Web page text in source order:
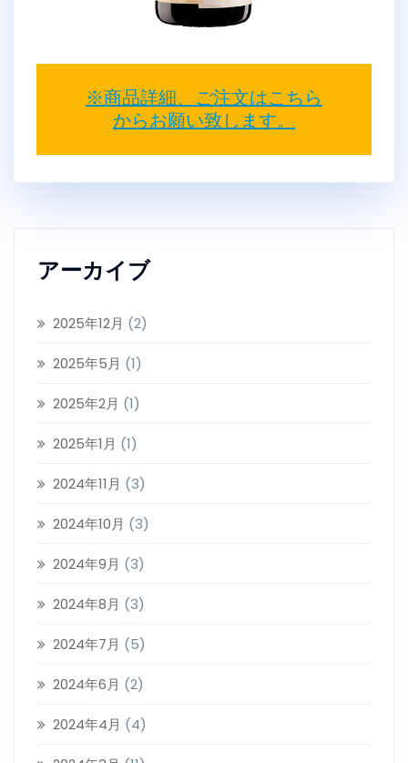
※商品詳細、ご注文はこちら
からお願い致します。
アーカイブ
2025年12月 (2)
2025年5月 (1)
2025年2月 (1)
2025年1月 (1)
2024年11月 (3)
2024年10月 (3)
2024年9月 (3)
2024年8月 (3)
2024年7月 (5)
2024年6月 (2)
2024年4月 (4)